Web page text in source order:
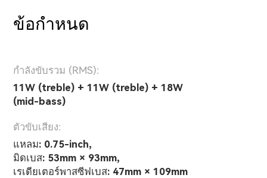
ข้อกำหนด
กำลังขับรวม (RMS):
11W (treble) + 11W (treble) + 18W
(mid-bass)
ตัวขับเสียง:
แหลม: 0.75-inch,
มิดเบส: 53mm × 93mm,
เรเดียเตอร์พาสซีฟเบส: 47mm × 109mm